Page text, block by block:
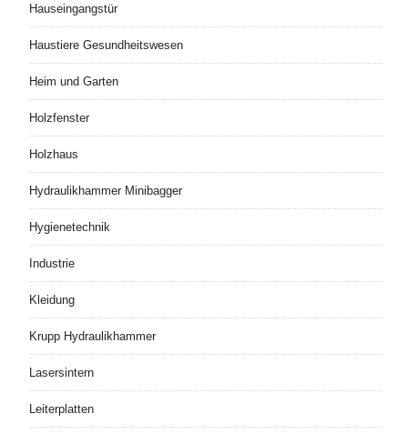
Hauseingangstür
Haustiere Gesundheitswesen
Heim und Garten
Holzfenster
Holzhaus
Hydraulikhammer Minibagger
Hygienetechnik
Industrie
Kleidung
Krupp Hydraulikhammer
Lasersintern
Leiterplatten